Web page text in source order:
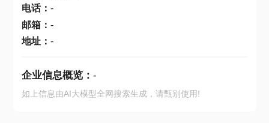
电话： -
邮箱： -
地址： -
企业信息概览： -
如上信息由AI大模型全网搜索生成，请甄别使用!